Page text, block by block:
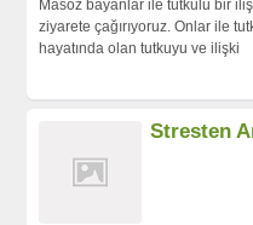
Masöz bayanlar ile tutkulu bir
ziyarete çağırıyoruz. Onlar ile
hayatında olan tutkuyu ve ilişki
Stresten